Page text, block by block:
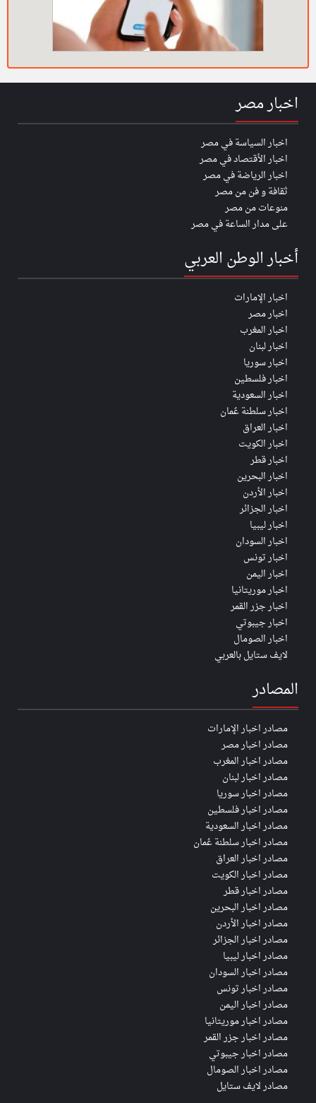
اخبار مصر
اخبار السياسة في مصر
اخبار الأقتصاد في مصر
اخبار الرياضة في مصر
ثقافة و فن من مصر
منوعات من مصر
على مدار الساعة في مصر
أخبار الوطن العربي
اخبار الإمارات
اخبار مصر
اخبار المغرب
اخبار لبنان
اخبار سوريا
اخبار فلسطين
اخبار السعودية
اخبار سلطنة عُمان
اخبار العراق
اخبار الكويت
اخبار قطر
اخبار البحرين
اخبار الأردن
اخبار الجزائر
اخبار ليبيا
اخبار السودان
اخبار تونس
اخبار اليمن
اخبار موريتانيا
اخبار جزر القمر
اخبار جيبوتي
اخبار الصومال
لايف ستايل بالعربي
المصادر
مصادر اخبار الإمارات
مصادر اخبار مصر
مصادر اخبار المغرب
مصادر اخبار لبنان
مصادر اخبار سوريا
مصادر اخبار فلسطين
مصادر اخبار السعودية
مصادر اخبار سلطنة عُمان
مصادر اخبار العراق
مصادر اخبار الكويت
مصادر اخبار قطر
مصادر اخبار البحرين
مصادر اخبار الأردن
مصادر اخبار الجزائر
مصادر اخبار ليبيا
مصادر اخبار السودان
مصادر اخبار تونس
مصادر اخبار اليمن
مصادر اخبار موريتانيا
مصادر اخبار جزر القمر
مصادر اخبار جيبوتي
مصادر اخبار الصومال
مصادر لايف ستايل